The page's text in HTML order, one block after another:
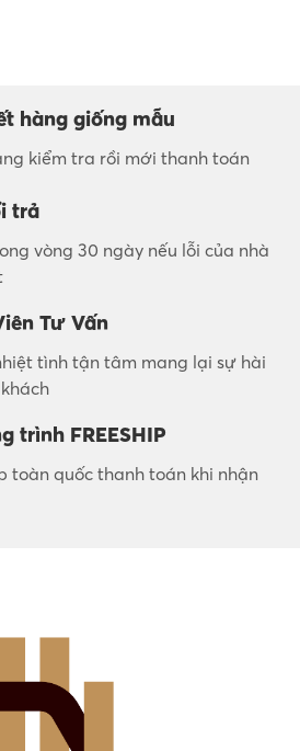
hàng giống mẫu
kiểm tra rồi mới thanh toán
trả
vòng 30 ngày nếu lỗi của nhà
Tư Vấn
tình tận tâm mang lại sự hài
trình FREESHIP
toàn quốc thanh toán khi nhận